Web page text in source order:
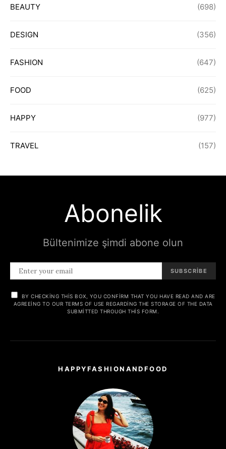
BEAUTY (698)
DESIGN (356)
FASHION (647)
FOOD (625)
HAPPY (977)
TRAVEL (157)
Abonelik
Bültenimize şimdi abone olun
SUBSCRIBE
BY CHECKING THIS BOX, YOU CONFIRM THAT YOU HAVE READ AND ARE
AGREEING TO OUR TERMS OF USE REGARDING THE STORAGE OF THE DATA
SUBMITTED THROUGH THIS FORM.
HAPPYFASHIONANDFOOD